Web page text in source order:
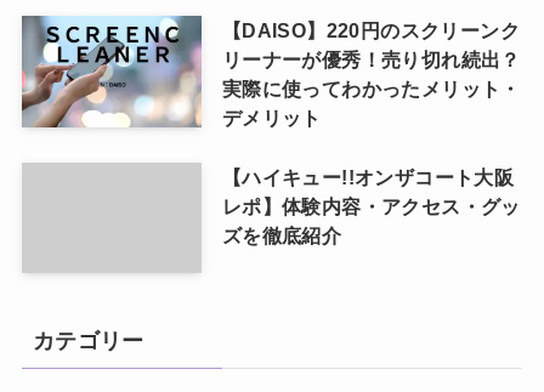
【DAISO】220円のスクリーンク
リーナーが優秀！売り切れ続出？
実際に使ってわかったメリット・
デメリット
【ハイキュー!!オンザコート大阪
レポ】体験内容・アクセス・グッ
ズを徹底紹介
カテゴリー